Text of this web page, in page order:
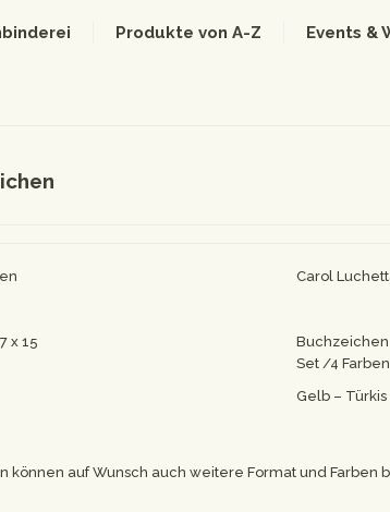
Produkte von A-Z Events &
15
Carol
Set /4
Gelb –
können auf Wunsch auch weitere Format und Farben